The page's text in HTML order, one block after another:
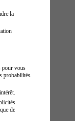
la
pour vous
probabilités
de